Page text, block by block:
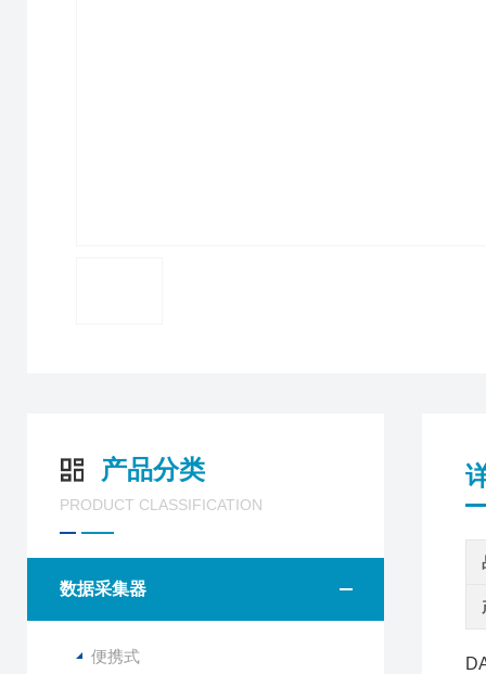
产品分类
PRODUCT CLASSIFICATION
数据采集器
便携式